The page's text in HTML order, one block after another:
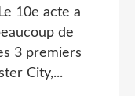
10e acte a
de
3 premiers
City,...